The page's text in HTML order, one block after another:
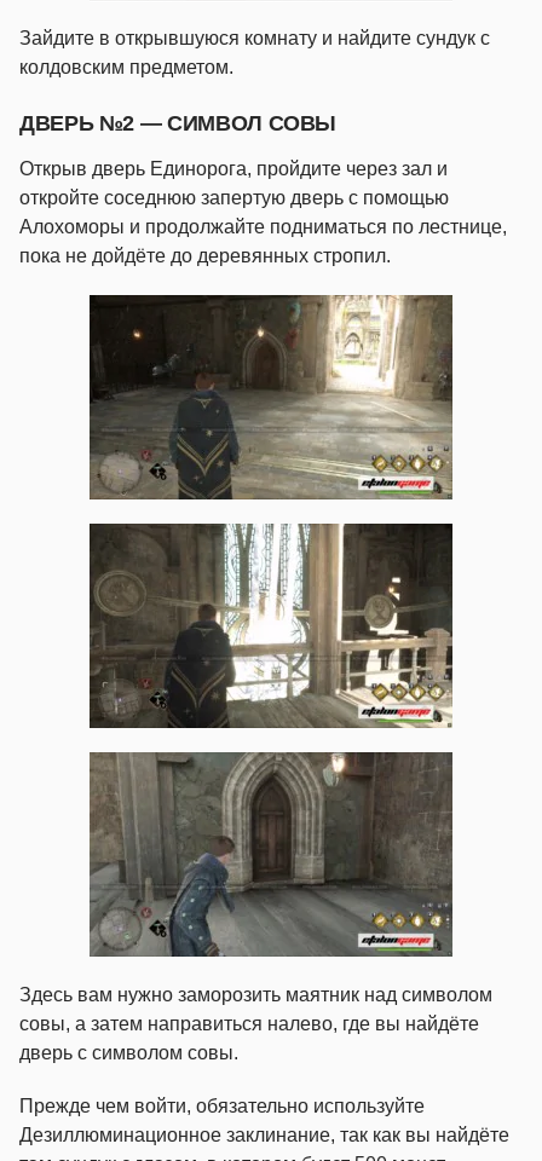
Зайдите в открывшуюся комнату и найдите сундук с
колдовским предметом.
ДВЕРЬ №2 — СИМВОЛ СОВЫ
Открыв дверь Единорога, пройдите через зал и
откройте соседнюю запертую дверь с помощью
Алохоморы и продолжайте подниматься по лестнице,
пока не дойдёте до деревянных стропил.
Здесь вам нужно заморозить маятник над символом
совы, а затем направиться налево, где вы найдёте
дверь с символом совы.
Прежде чем войти, обязательно используйте
Дезиллюминационное заклинание, так как вы найдёте